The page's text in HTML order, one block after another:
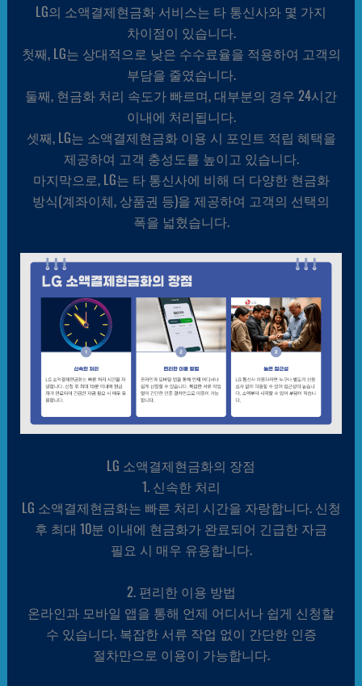
LG의 소액결제현금화 서비스는 타 통신사와 몇 가지
차이점이 있습니다.
첫째, LG는 상대적으로 낮은 수수료율을 적용하여 고객의
부담을 줄였습니다.
둘째, 현금화 처리 속도가 빠르며, 대부분의 경우 24시간
이내에 처리됩니다.
셋째, LG는 소액결제현금화 이용 시 포인트 적립 혜택을
제공하여 고객 충성도를 높이고 있습니다.
마지막으로, LG는 타 통신사에 비해 더 다양한 현금화
방식(계좌이체, 상품권 등)을 제공하여 고객의 선택의
폭을 넓혔습니다.
LG 소액결제현금화의 장점
1. 신속한 처리
LG 소액결제현금화는 빠른 처리 시간을 자랑합니다. 신청
후 최대 10분 이내에 현금화가 완료되어 긴급한 자금
필요 시 매우 유용합니다.
2. 편리한 이용 방법
온라인과 모바일 앱을 통해 언제 어디서나 쉽게 신청할
수 있습니다. 복잡한 서류 작업 없이 간단한 인증
절차만으로 이용이 가능합니다.